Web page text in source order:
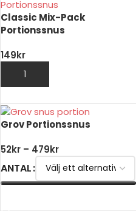
Classic Mix-Pack
Portionssnus
149kr
LÄGG TILL I VARUKORG
Grov Portionssnus
52kr – 479kr
ANTAL